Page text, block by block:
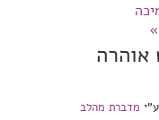
»
מדברת מהלב